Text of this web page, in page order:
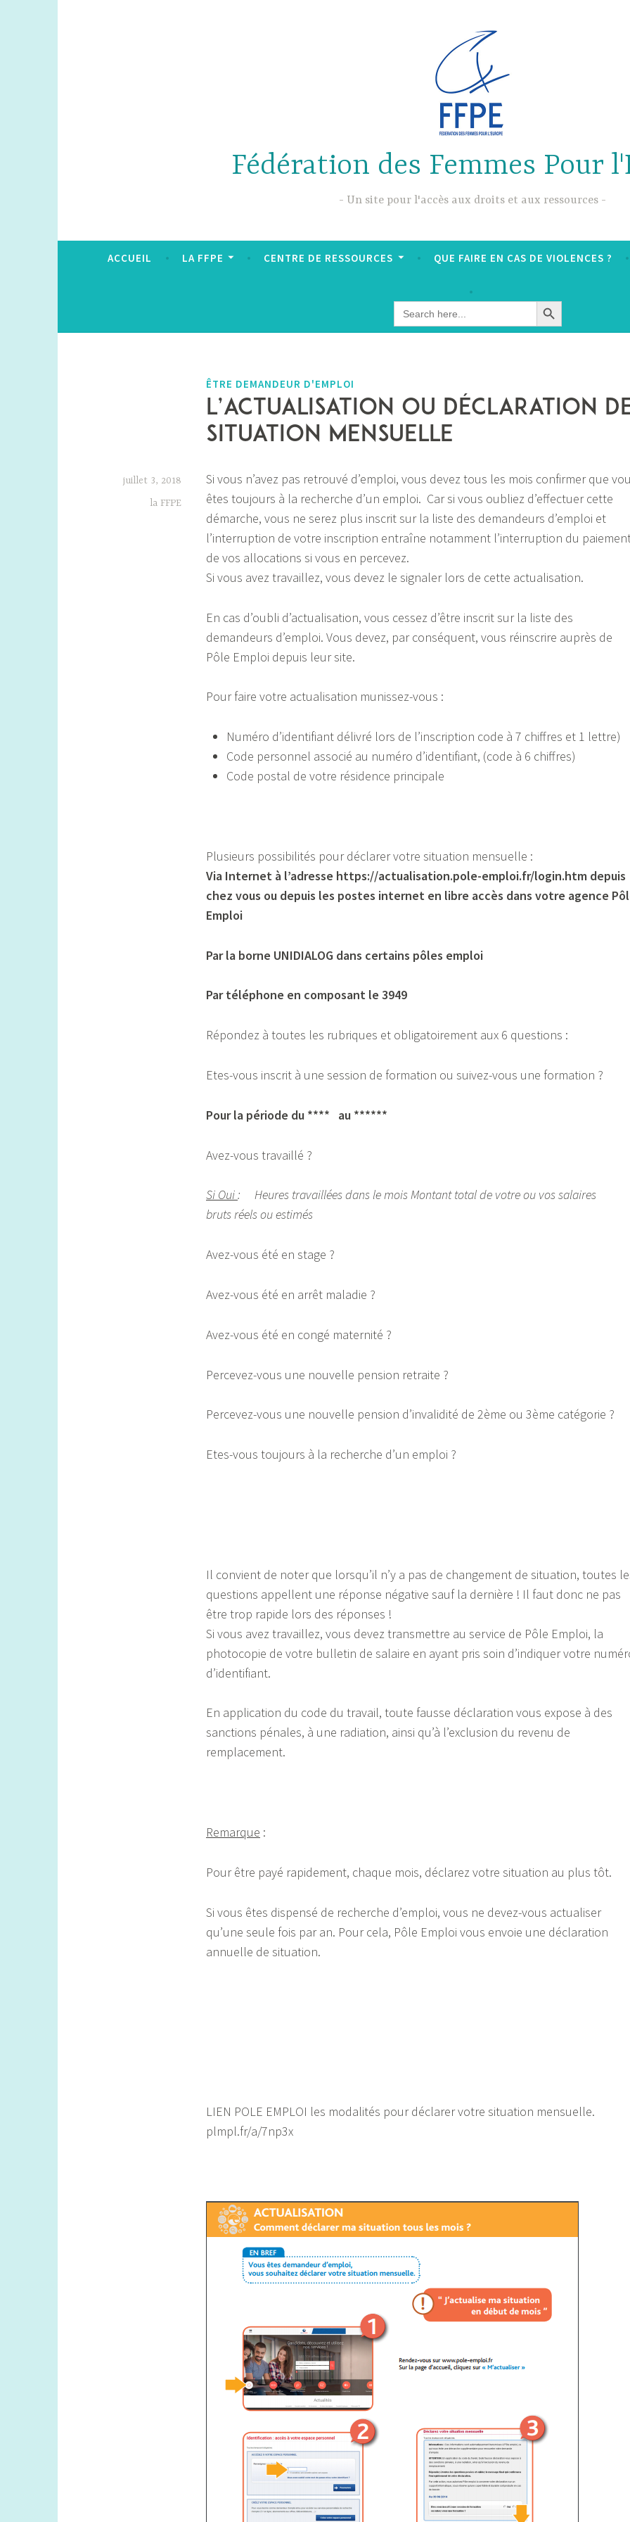
Fédération des Femmes Pour
Un site pour l'accès aux droits et aux ressources
ACCUEIL LA FFPE CENTRE DE RESSOURCES QUE FAIRE EN CAS DE VIOLENCES ?
Search
for:
SEARCH BUTTON
ÊTRE DEMANDEUR D'EMPLOI
L’actualisation ou déclaration
situation mensuelle
juillet 3, 2018
la FFPE
Si vous n’avez pas retrouvé d’emploi, vous devez tous les mois confirmer que
êtes toujours à la recherche d’un emploi. Car si vous oubliez d’effectuer cette
démarche, vous ne serez plus inscrit sur la liste des demandeurs d’emploi et
l’interruption de votre inscription entraîne notamment l’interruption du
de vos allocations si vous en percevez.
Si vous avez travaillez, vous devez le signaler lors de cette actualisation.
En cas d’oubli d’actualisation, vous cessez d’être inscrit sur la liste des
demandeurs d’emploi. Vous devez, par conséquent, vous réinscrire auprès de
Pôle Emploi depuis leur site.
Pour faire votre actualisation munissez-vous :
Numéro d’identifiant délivré lors de l’inscription code à 7 chiffres et 1 lettre)
Code personnel associé au numéro d’identifiant, (code à 6 chiffres)
Code postal de votre résidence principale
Plusieurs possibilités pour déclarer votre situation mensuelle :
Via Internet à l’adresse https://actualisation.pole-emploi.fr/login.htm depuis
chez vous ou depuis les postes internet en libre accès dans votre agence
Emploi
Par la borne UNIDIALOG dans certains pôles emploi
Par téléphone en composant le 3949
Répondez à toutes les rubriques et obligatoirement aux 6 questions :
Etes-vous inscrit à une session de formation ou suivez-vous une formation ?
Pour la période du **** au ******
Avez-vous travaillé ?
Si Oui: Heures travaillées dans le mois Montant total de votre ou vos salaires
bruts réels ou estimés
Avez-vous été en stage ?
Avez-vous été en arrêt maladie ?
Avez-vous été en congé maternité ?
Percevez-vous une nouvelle pension retraite ?
Percevez-vous une nouvelle pension d’invalidité de 2ème ou 3ème catégorie ?
Etes-vous toujours à la recherche d’un emploi ?
Il convient de noter que lorsqu’il n’y a pas de changement de situation, toutes
questions appellent une réponse négative sauf la dernière ! Il faut donc ne pas
être trop rapide lors des réponses !
Si vous avez travaillez, vous devez transmettre au service de Pôle Emploi, la
photocopie de votre bulletin de salaire en ayant pris soin d’indiquer votre
d’identifiant.
En application du code du travail, toute fausse déclaration vous expose à des
sanctions pénales, à une radiation, ainsi qu’à l’exclusion du revenu de
remplacement.
Remarque :
Pour être payé rapidement, chaque mois, déclarez votre situation au plus tôt.
Si vous êtes dispensé de recherche d’emploi, vous ne devez-vous actualiser
qu’une seule fois par an. Pour cela, Pôle Emploi vous envoie une déclaration
annuelle de situation.
LIEN POLE EMPLOI les modalités pour déclarer votre situation mensuelle.
plmpl.fr/a/7np3x